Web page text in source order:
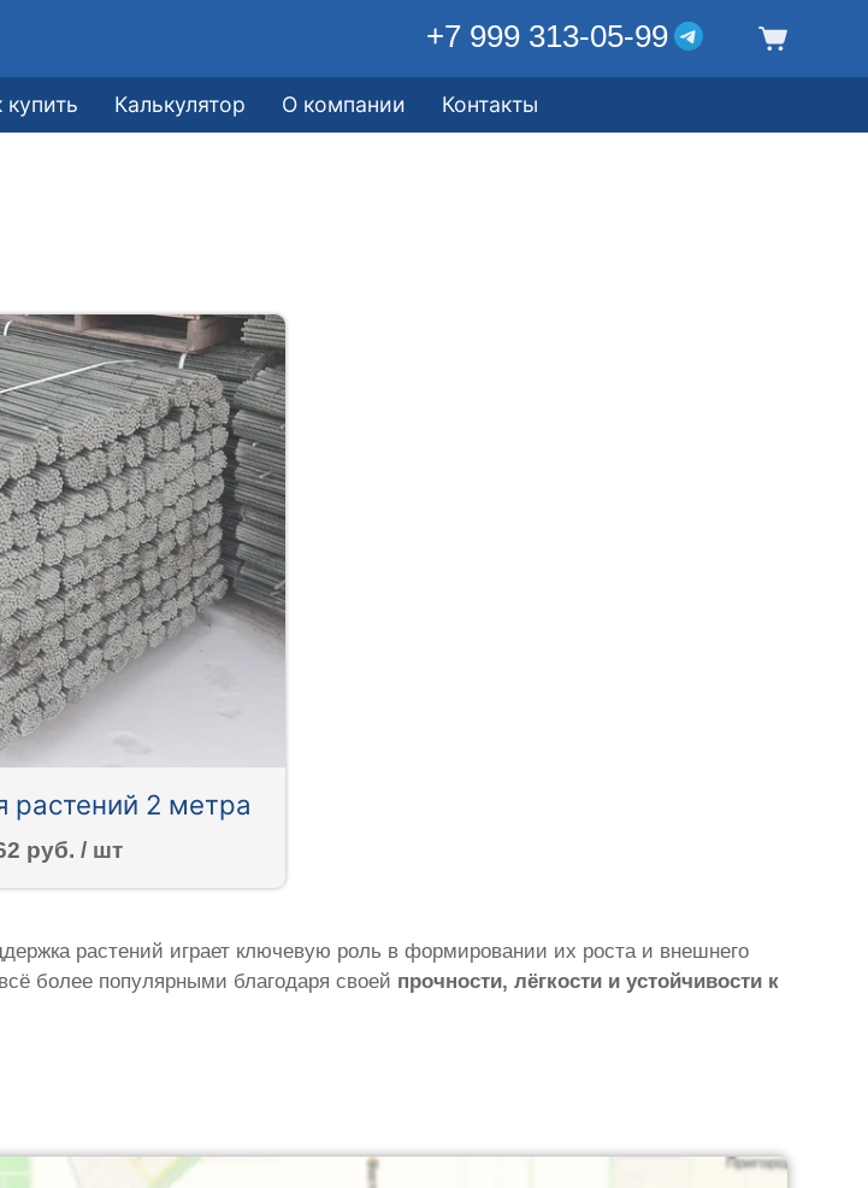
+7 999 313-05-99
купить Калькулятор О компании Контакты
растений 2 метра
руб. / шт
растений играет ключевую роль в формировании их роста и внешнего
более популярными благодаря своей прочности, лёгкости и устойчивости к